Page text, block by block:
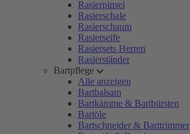
Rasierpinsel
Rasierschale
Rasierschaum
Rasierseife
Rasiersets Herren
Rasierständer
Bartpflege
Alle anzeigen
Bartbalsam
Bartkämme & Bartbürsten
Bartöle
Bartschneider & Barttrimmer